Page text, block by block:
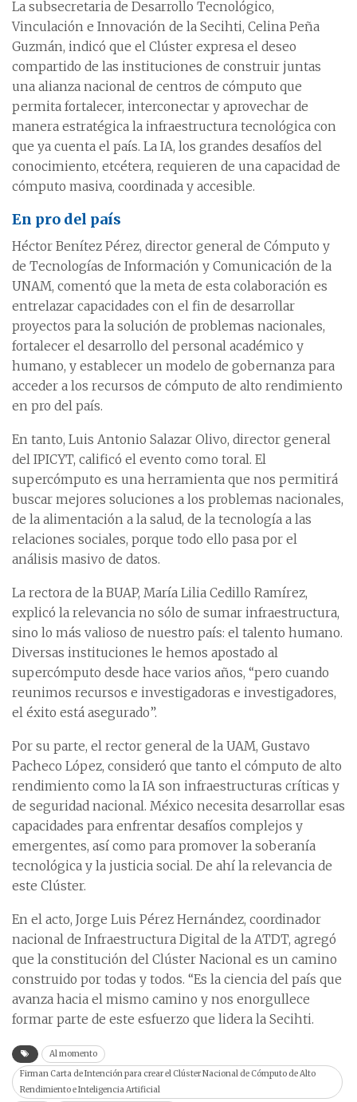
La subsecretaria de Desarrollo Tecnológico,
Vinculación e Innovación de la Secihti, Celina Peña
Guzmán, indicó que el Clúster expresa el deseo
compartido de las instituciones de construir juntas
una alianza nacional de centros de cómputo que
permita fortalecer, interconectar y aprovechar de
manera estratégica la infraestructura tecnológica con
que ya cuenta el país. La IA, los grandes desafíos del
conocimiento, etcétera, requieren de una capacidad de
cómputo masiva, coordinada y accesible.
En pro del país
Héctor Benítez Pérez, director general de Cómputo y
de Tecnologías de Información y Comunicación de la
UNAM, comentó que la meta de esta colaboración es
entrelazar capacidades con el fin de desarrollar
proyectos para la solución de problemas nacionales,
fortalecer el desarrollo del personal académico y
humano, y establecer un modelo de gobernanza para
acceder a los recursos de cómputo de alto rendimiento
en pro del país.
En tanto, Luis Antonio Salazar Olivo, director general
del IPICYT, calificó el evento como toral. El
supercómputo es una herramienta que nos permitirá
buscar mejores soluciones a los problemas nacionales,
de la alimentación a la salud, de la tecnología a las
relaciones sociales, porque todo ello pasa por el
análisis masivo de datos.
La rectora de la BUAP, María Lilia Cedillo Ramírez,
explicó la relevancia no sólo de sumar infraestructura,
sino lo más valioso de nuestro país: el talento humano.
Diversas instituciones le hemos apostado al
supercómputo desde hace varios años, “pero cuando
reunimos recursos e investigadoras e investigadores,
el éxito está asegurado”.
Por su parte, el rector general de la UAM, Gustavo
Pacheco López, consideró que tanto el cómputo de alto
rendimiento como la IA son infraestructuras críticas y
de seguridad nacional. México necesita desarrollar esas
capacidades para enfrentar desafíos complejos y
emergentes, así como para promover la soberanía
tecnológica y la justicia social. De ahí la relevancia de
este Clúster.
En el acto, Jorge Luis Pérez Hernández, coordinador
nacional de Infraestructura Digital de la ATDT, agregó
que la constitución del Clúster Nacional es un camino
construido por todas y todos. “Es la ciencia del país que
avanza hacia el mismo camino y nos enorgullece
formar parte de este esfuerzo que lidera la Secihti.
Al momento
Firman Carta de Intención para crear el Clúster Nacional de Cómputo de Alto
Rendimiento e Inteligencia Artificial